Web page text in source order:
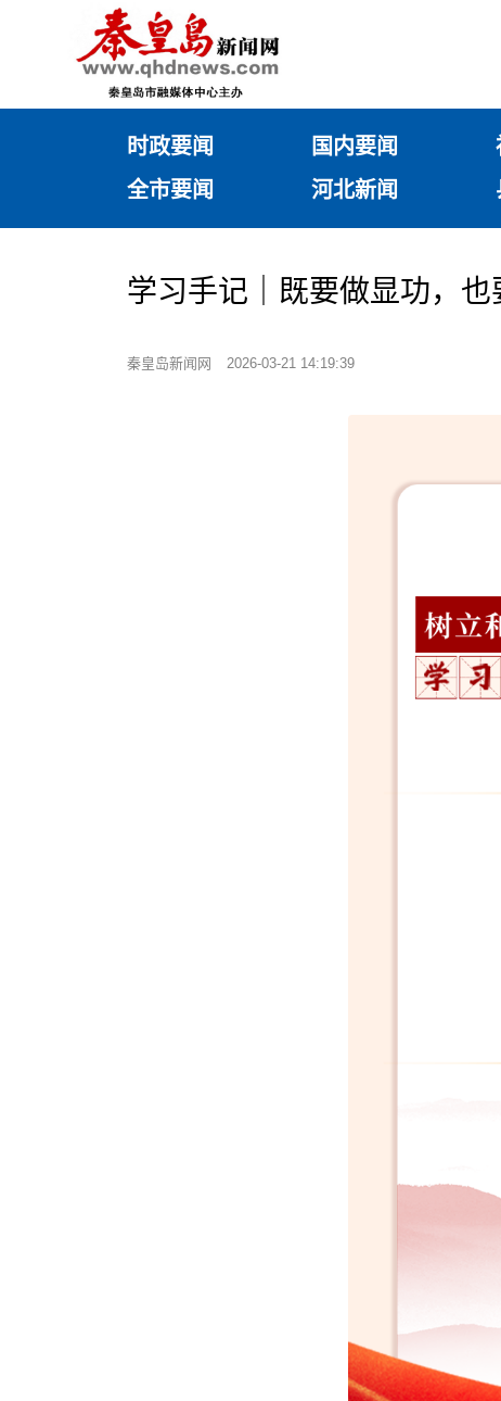
时政要闻 国内要闻
全市要闻
河北新闻
学习手记｜既要做显功，也
秦皇岛新闻网 2026-03-21 14:19:39